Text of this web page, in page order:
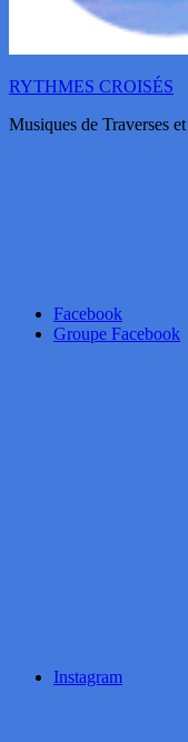
RYTHMES CROISÉS
Musiques de Traverses
Facebook
Groupe Facebook
Instagram